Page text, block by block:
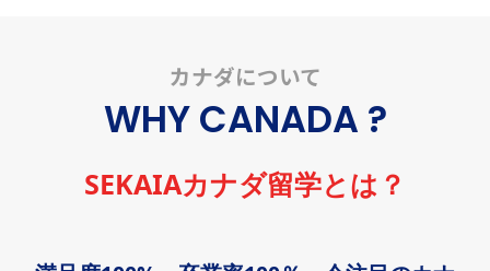
カナダについて
WHY CANADA ?
SEKAIAカナダ留学とは？